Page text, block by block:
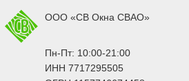
ООО «СВ Окна СВАО»
Пн-Пт: 10:00-21:00
ИНН 7717295505